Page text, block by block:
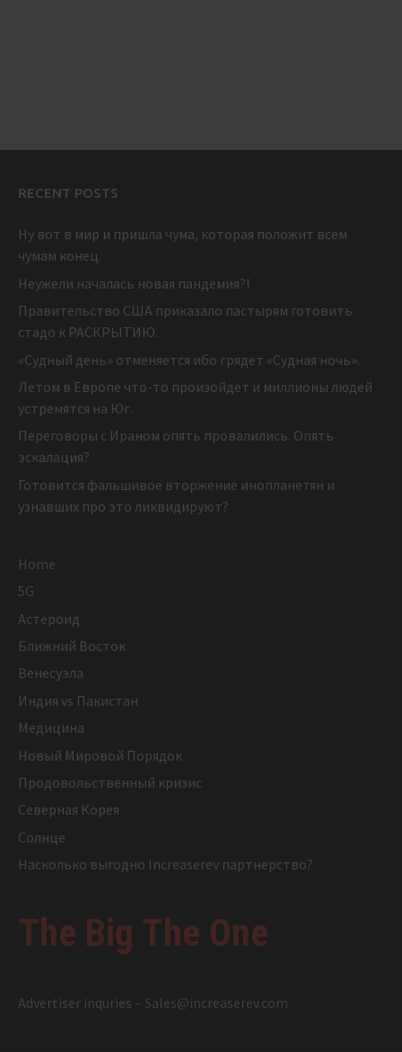
RECENT POSTS
Ну вот в мир и пришла чума, которая положит всем
чумам конец.
Неужели началась новая пандемия?!
Правительство США приказало пастырям готовить
стадо к РАСКРЫТИЮ.
«Судный день» отменяется ибо грядет «Судная ночь».
Летом в Европе что-то произойдет и миллионы людей
устремятся на Юг.
Переговоры с Ираном опять провалились. Опять
эскалация?
Готовится фальшивое вторжение инопланетян и
узнавших про это ликвидируют?
Home
5G
Астероид
Ближний Восток
Венесуэла
Индия vs Пакистан
Медицина
Новый Мировой Порядок
Продовольственный кризис
Северная Корея
Солнце
Насколько выгодно Increaserev партнерство?
The Big The One
Advertiser inquries – Sales@increaserev.com